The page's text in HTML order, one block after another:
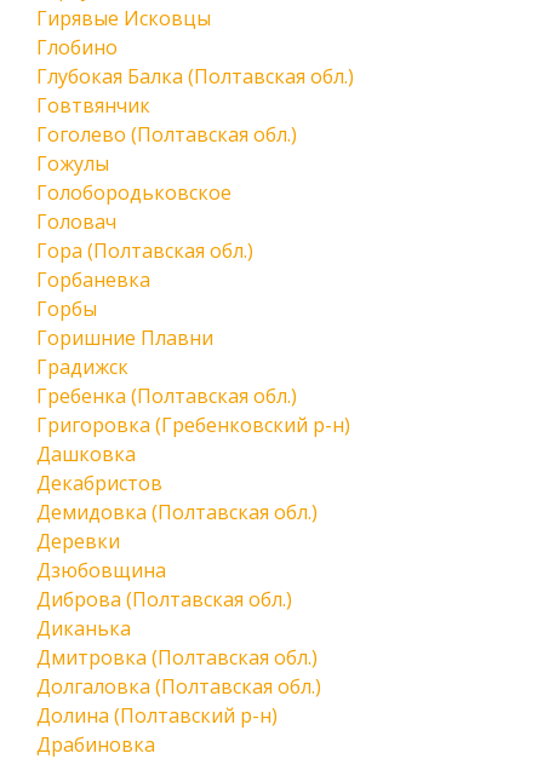
Гирявые Исковцы
Глобино
Глубокая Балка (Полтавская обл.)
Говтвянчик
Гоголево (Полтавская обл.)
Гожулы
Голобородьковское
Головач
Гора (Полтавская обл.)
Горбаневка
Горбы
Горишние Плавни
Градижск
Гребенка (Полтавская обл.)
Григоровка (Гребенковский р-н)
Дашковка
Декабристов
Демидовка (Полтавская обл.)
Деревки
Дзюбовщина
Диброва (Полтавская обл.)
Диканька
Дмитровка (Полтавская обл.)
Долгаловка (Полтавская обл.)
Долина (Полтавский р-н)
Драбиновка